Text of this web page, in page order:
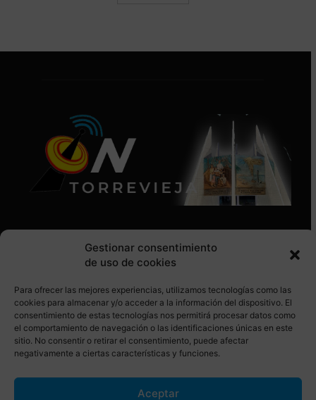
Gestionar consentimiento
de uso de cookies
Para ofrecer las mejores experiencias, utilizamos tecnologías como las
cookies para almacenar y/o acceder a la información del dispositivo. El
consentimiento de estas tecnologías nos permitirá procesar datos como
el comportamiento de navegación o las identificaciones únicas en este
sitio. No consentir o retirar el consentimiento, puede afectar
negativamente a ciertas características y funciones.
Aceptar
SÍGUENOS EN REDES SOCIALES